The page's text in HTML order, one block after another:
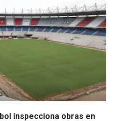
inspecciona obras en